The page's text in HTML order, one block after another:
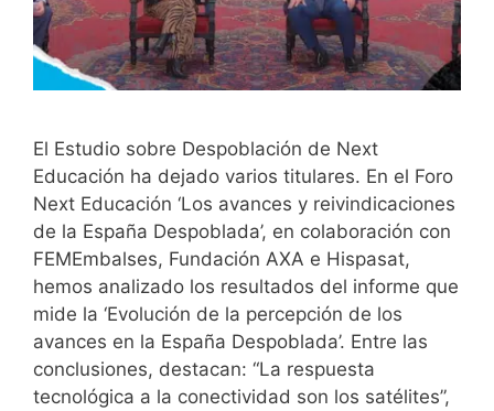
El Estudio sobre Despoblación de Next
Educación ha dejado varios titulares. En el Foro
Next Educación ‘Los avances y reivindicaciones
de la España Despoblada’, en colaboración con
FEMEmbalses, Fundación AXA e Hispasat,
hemos analizado los resultados del informe que
mide la ‘Evolución de la percepción de los
avances en la España Despoblada’. Entre las
conclusiones, destacan: “La respuesta
tecnológica a la conectividad son los satélites”,